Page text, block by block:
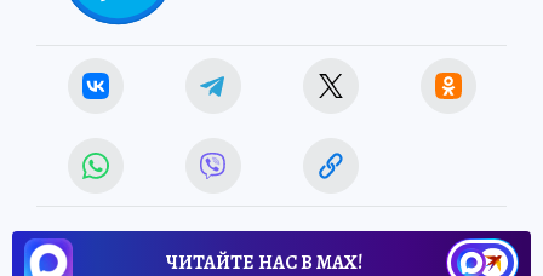
ЧИТАЙТЕ НАС В МАХ!